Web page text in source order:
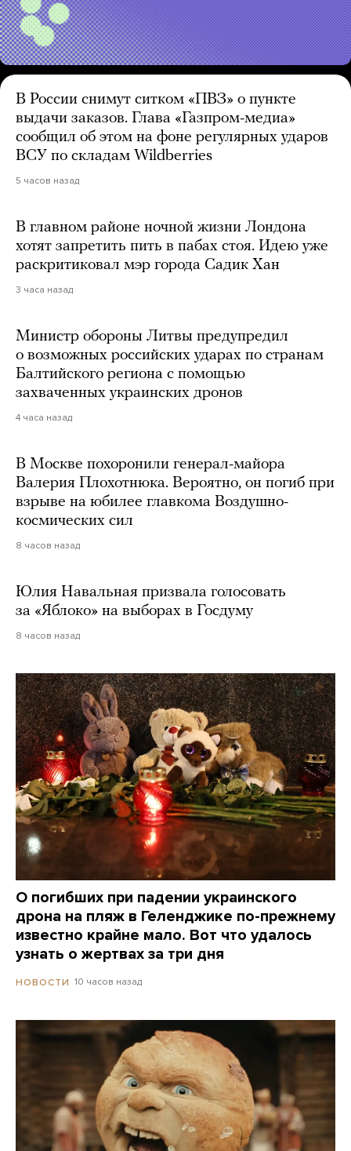
В России снимут ситком «ПВЗ» о пункте
выдачи заказов. Глава «Газпром-медиа»
сообщил об этом на фоне регулярных ударов
ВСУ по складам Wildberries
5 часов назад
В главном районе ночной жизни Лондона
хотят запретить пить в пабах стоя. Идею уже
раскритиковал мэр города Садик Хан
3 часа назад
Министр обороны Литвы предупредил
о возможных российских ударах по странам
Балтийского региона с помощью
захваченных украинских дронов
4 часа назад
В Москве похоронили генерал-майора
Валерия Плохотнюка. Вероятно, он погиб при
взрыве на юбилее главкома Воздушно-
космических сил
8 часов назад
Юлия Навальная призвала голосовать
за «Яблоко» на выборах в Госдуму
8 часов назад
О погибших при падении украинского
дрона на пляж в Геленджике по-прежнему
известно крайне мало. Вот что удалось
узнать о жертвах за три дня
НОВОСТИ 10 часов назад